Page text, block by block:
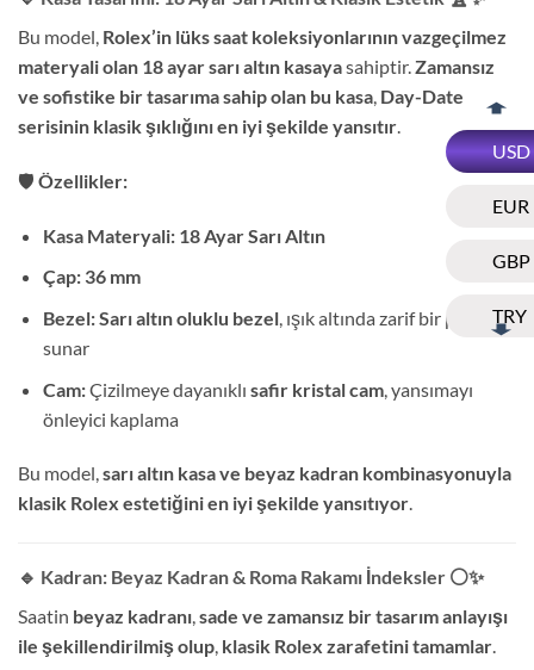
USD
EUR
GBP
TRY
Bu model, Rolex’in lüks saat koleksiyonlarının vazgeçilmez
materyali olan 18 ayar sarı altın kasayasahiptir.Zamansız
ve sofistike bir tasarıma sahip olan bu kasa, Day-Date
serisinin klasik şıklığını en iyi şekilde yansıtır.
🛡️ Özellikler:
Kasa Materyali: 18 Ayar Sarı Altın
Çap: 36 mm
Bezel:Sarı altın oluklu bezel, ışık altında zarif bir parlaklık
sunar
Cam:Çizilmeye dayanıklı safir kristal cam, yansımayı
önleyici kaplama
Bu model,sarı altın kasa ve beyaz kadran kombinasyonuyla
klasik Rolex estetiğini en iyi şekilde yansıtıyor.
🔹 Kadran: Beyaz Kadran & Roma Rakamı İndeksler ⚪✨
Saatin beyaz kadranı,sade ve zamansız bir tasarım anlayışı
ile şekillendirilmiş olup, klasik Rolex zarafetini tamamlar.